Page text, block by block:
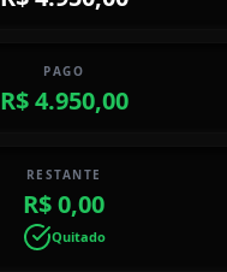
PAGO
R$ 4.950,00
RESTANTE
R$ 0,00
Quitado